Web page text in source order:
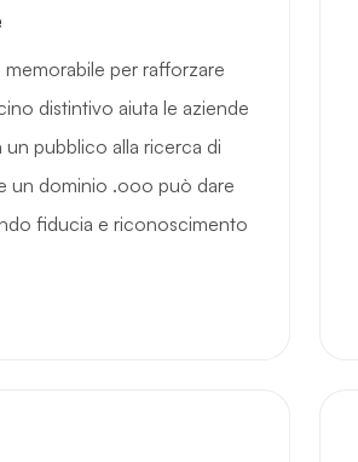
per rafforzare
distintivo aiuta le aziende
pubblico alla ricerca di
un dominio .ooo può dare
fiducia e riconoscimento